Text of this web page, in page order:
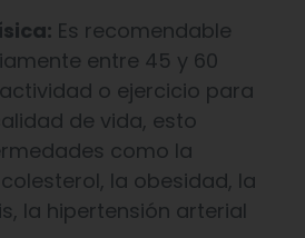
Es recomendable
entre 45 y 60
o ejercicio para
de vida, esto
como la
la obesidad, la
la hipertensión arterial